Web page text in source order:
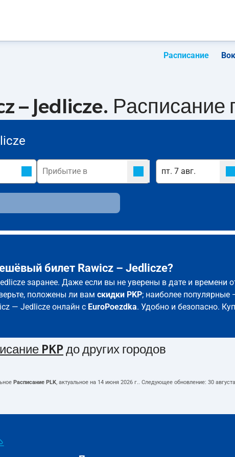
Расписание
– Jedlicze. Расписание
билет Rawicz – Jedlicze?
заранее. Даже если вы не уверены в дате и времени
положены ли вам скидки PKP; наиболее популярные
— Jedlicze онлайн с EuroPoezdka. Удобно и безопасно.
PKP до других городов
Расписание PLK, актуальное на 14 июня 2026 г.. Следующее обновление: 30